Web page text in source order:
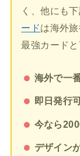
く、他にも
ードは海外
最強カードと
海外で一
即日発行
今なら
デザイン